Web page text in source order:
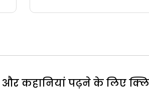
और कहानियां पढ़ने के लिए